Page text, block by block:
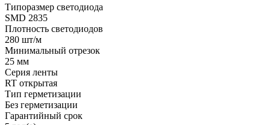
Типоразмер светодиода
SMD 2835
Плотность светодиодов
280 шт/м
Минимальный отрезок
25 мм
Серия ленты
RT открытая
Тип герметизации
Без герметизации
Гарантийный срок